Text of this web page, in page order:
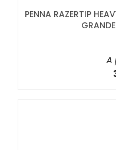
PENNA RAZERTIP
A